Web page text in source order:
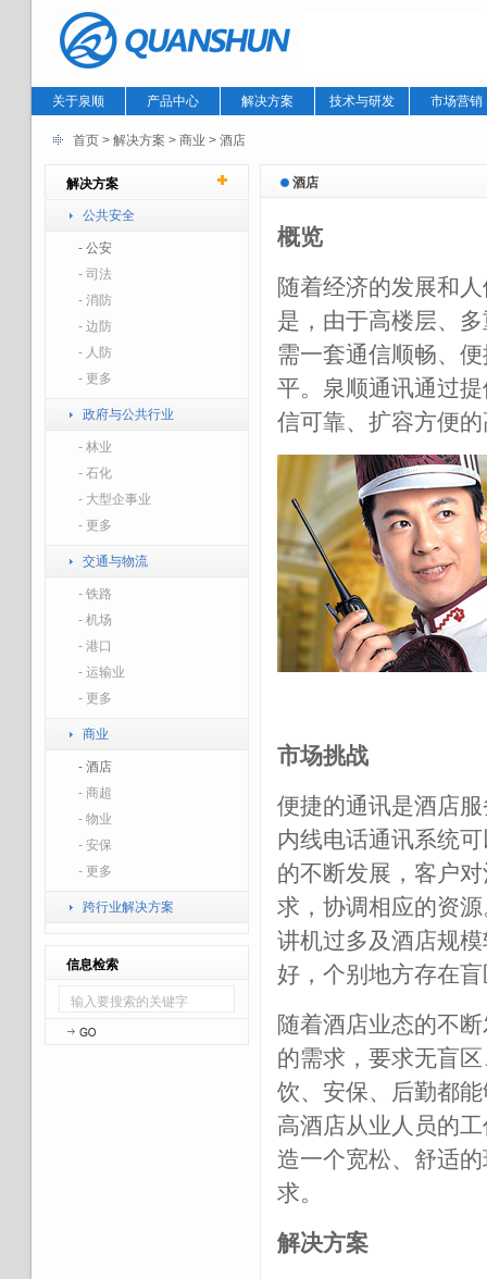
关于泉顺 产品中心 解决方案 技术与研发 市场营销
首页 > 解决方案 > 商业 > 酒店
酒店
概览
随着经济的发展和
是，由于高楼层、
需一套通信顺畅、
平。泉顺通讯通过
信可靠、扩容方便
市场挑战
便捷的通讯是酒店
内线电话通讯系统
的不断发展，客户
求，协调相应的资
讲机过多及酒店规
好，个别地方存在
随着酒店业态的不
的需求，要求无盲
饮、安保、后勤都
高酒店从业人员的
造一个宽松、舒适
求。
解决方案
解决方案
公共安全
- 公安
- 司法
- 消防
- 边防
- 人防
- 更多
政府与公共行业
- 林业
- 石化
- 大型企事业
- 更多
交通与物流
- 铁路
- 机场
- 港口
- 运输业
- 更多
商业
- 酒店
- 商超
- 物业
- 安保
- 更多
跨行业解决方案
信息检索